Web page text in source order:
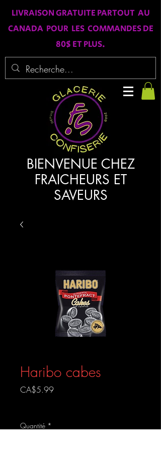
LIVRAISON GRATUITE PARTOUT AU
CANADA POUR LES COMMANDES DE
80$ ET PLUS.
BIENVENUE CHEZ
FRAICHEURS ET
SAVEURS
Haribo cabes
CA$5.99Prix
Quantité *